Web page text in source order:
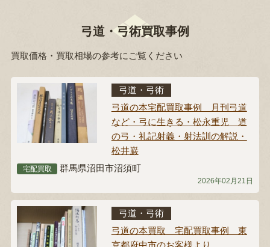
弓道・弓術買取事例
買取価格・買取相場の参考にご覧ください
弓道・弓術
弓道の本宅配買取事例 月刊弓道
など・弓に生きる・松永重児 道
の弓・礼記射義・射法訓の解説・
松井巌
宅配買取 群馬県沼田市沼須町
2026年02月21日
弓道・弓術
弓道の本買取 宅配買取事例 東
京都府中市のお客様より